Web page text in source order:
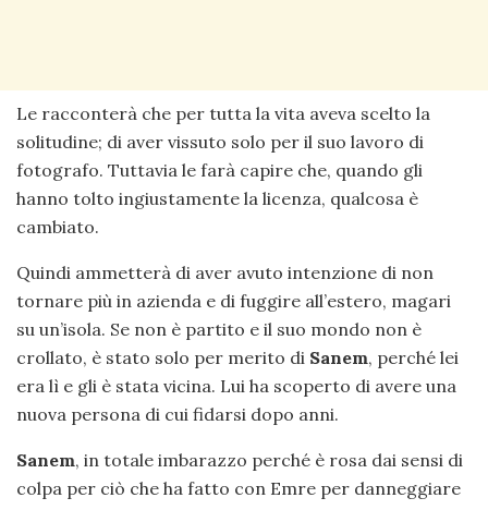
Le racconterà che per tutta la vita aveva scelto la
solitudine; di aver vissuto solo per il suo lavoro di
fotografo. Tuttavia le farà capire che, quando gli
hanno tolto ingiustamente la licenza, qualcosa è
cambiato.
Quindi ammetterà di aver avuto intenzione di non
tornare più in azienda e di fuggire all’estero, magari
su un’isola. Se non è partito e il suo mondo non è
crollato, è stato solo per merito di Sanem, perché lei
era lì e gli è stata vicina. Lui ha scoperto di avere una
nuova persona di cui fidarsi dopo anni.
Sanem, in totale imbarazzo perché è rosa dai sensi di
colpa per ciò che ha fatto con Emre per danneggiare